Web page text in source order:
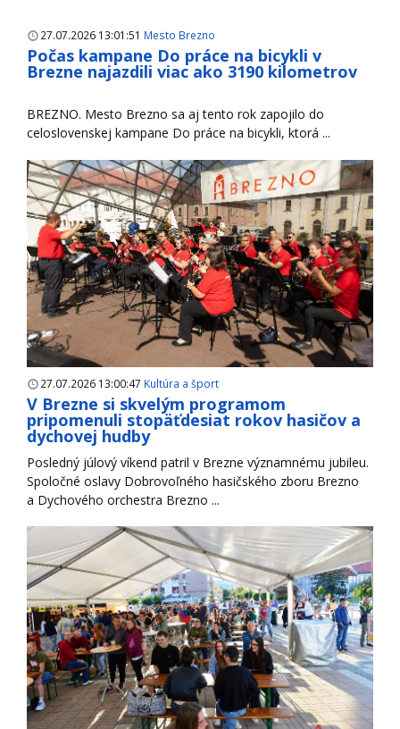
27.07.2026 13:01:51 Mesto Brezno
Počas kampane Do práce na bicykli v
Brezne najazdili viac ako 3190 kilometrov
BREZNO. Mesto Brezno sa aj tento rok zapojilo do
celoslovenskej kampane Do práce na bicykli, ktorá ...
27.07.2026 13:00:47 Kultúra a šport
V Brezne si skvelým programom
pripomenuli stopäťdesiat rokov hasičov a
dychovej hudby
Posledný júlový víkend patril v Brezne významnému jubileu.
Spoločné oslavy Dobrovoľného hasičského zboru Brezno
a Dychového orchestra Brezno ...